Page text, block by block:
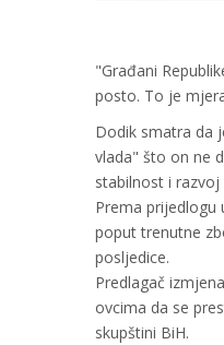
"Građani
posto. To je
Dodik smatra da
vlada" što on ne
stabilnost i razvoj
Prema prijedlogu
poput trenutne
posljedice.
Predlagač
ovcima da se
skupštini BiH.